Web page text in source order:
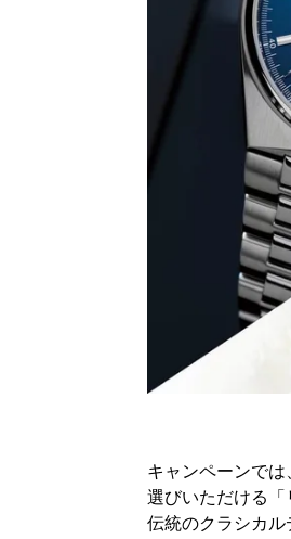
キャンペーンで
選びいただける「
伝統のクラシカ